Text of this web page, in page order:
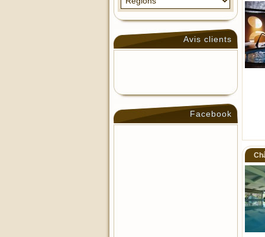
Avis clients
Facebook